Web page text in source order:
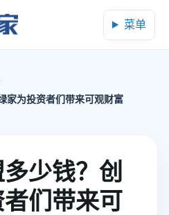
菜单
家为投资者们带来可观财富
少钱？创
们带来可